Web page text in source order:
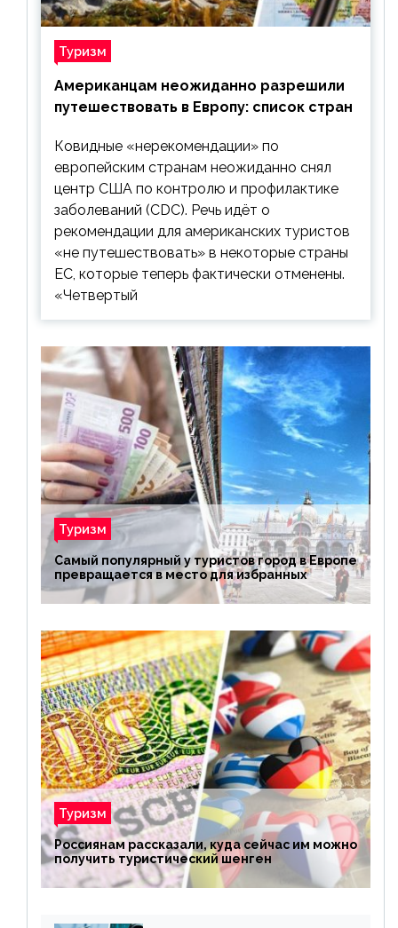
Туризм
Американцам неожиданно разрешили
путешествовать в Европу: список стран
Ковидные «нерекомендации» по
европейским странам неожиданно снял
центр США по контролю и профилактике
заболеваний (CDC). Речь идёт о
рекомендации для американских туристов
«не путешествовать» в некоторые страны
ЕС, которые теперь фактически отменены.
«Четвертый
Туризм
Самый популярный у туристов город в Европе
превращается в место для избранных
Туризм
Россиянам рассказали, куда сейчас им можно
получить туристический шенген